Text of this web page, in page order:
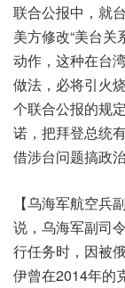
联合公报中，就
美方修改“美台关
动作，这种在台
做法，必将引火
个联合公报的规
诺，把拜登总统
借涉台问题搞政
【乌海军航空兵
说，乌海军副司
行任务时，因被
伊曾在2014年的